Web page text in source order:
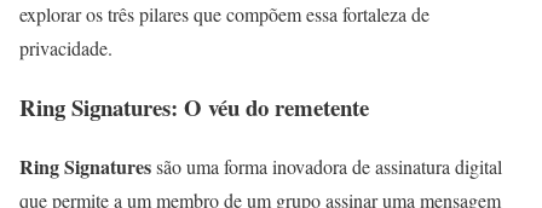
explorar os três pilares que compõem essa fortaleza de
privacidade.
Ring Signatures: O véu do remetente
Ring Signaturessão uma forma inovadora de assinatura digital
que permite a um membro de um grupo assinar uma mensagem